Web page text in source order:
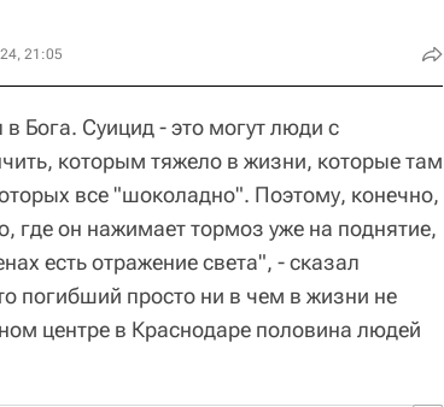
21:05
Бога. Суицид - это могут люди с
которым тяжело в жизни, которые там
все "шоколадно". Поэтому, конечно,
где он нажимает тормоз уже на поднятие,
есть отражение света", - сказал
погибший просто ни в чем в жизни не
центре в Краснодаре половина людей